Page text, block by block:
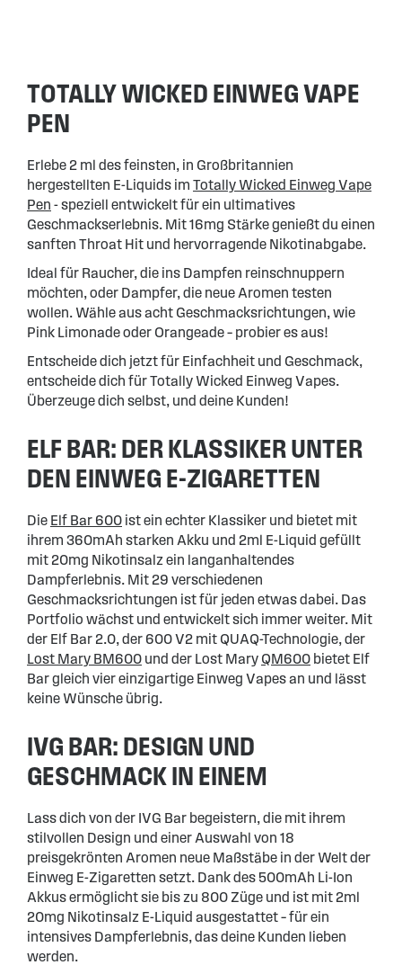
TOTALLY WICKED EINWEG VAPE
PEN
Erlebe 2 ml des feinsten, in Großbritannien
hergestellten E-Liquids im Totally Wicked Einweg Vape
Pen - speziell entwickelt für ein ultimatives
Geschmackserlebnis. Mit 16mg Stärke genießt du einen
sanften Throat Hit und hervorragende Nikotinabgabe.
Ideal für Raucher, die ins Dampfen reinschnuppern
möchten, oder Dampfer, die neue Aromen testen
wollen. Wähle aus acht Geschmacksrichtungen, wie
Pink Limonade oder Orangeade – probier es aus!
Entscheide dich jetzt für Einfachheit und Geschmack,
entscheide dich für Totally Wicked Einweg Vapes.
Überzeuge dich selbst, und deine Kunden!
ELF BAR: DER KLASSIKER UNTER
DEN EINWEG E-ZIGARETTEN
Die Elf Bar 600 ist ein echter Klassiker und bietet mit
ihrem 360mAh starken Akku und 2ml E-Liquid gefüllt
mit 20mg Nikotinsalz ein langanhaltendes
Dampferlebnis. Mit 29 verschiedenen
Geschmacksrichtungen ist für jeden etwas dabei. Das
Portfolio wächst und entwickelt sich immer weiter. Mit
der Elf Bar 2.0, der 600 V2 mit QUAQ-Technologie, der
Lost Mary BM600 und der Lost Mary QM600 bietet Elf
Bar gleich vier einzigartige Einweg Vapes an und lässt
keine Wünsche übrig.
IVG BAR: DESIGN UND
GESCHMACK IN EINEM
Lass dich von der IVG Bar begeistern, die mit ihrem
stilvollen Design und einer Auswahl von 18
preisgekrönten Aromen neue Maßstäbe in der Welt der
Einweg E-Zigaretten setzt. Dank des 500mAh Li-Ion
Akkus ermöglicht sie bis zu 800 Züge und ist mit 2ml
20mg Nikotinsalz E-Liquid ausgestattet – für ein
intensives Dampferlebnis, das deine Kunden lieben
werden.